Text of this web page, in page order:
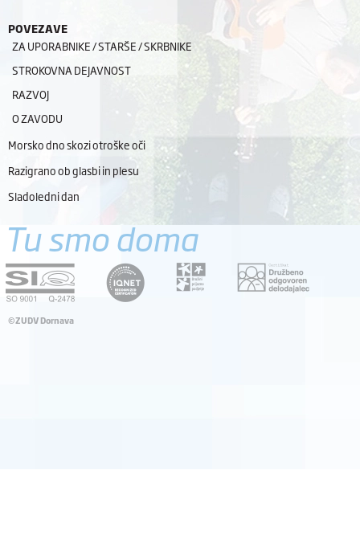
POVEZAVE
ZA UPORABNIKE / STARŠE / SKRBNIKE
STROKOVNA DEJAVNOST
RAZVOJ
O ZAVODU
Morsko dno skozi otroške oči
Razigrano ob glasbi in plesu
Sladoledni dan
Tu smo doma
©ZUDV Dornava